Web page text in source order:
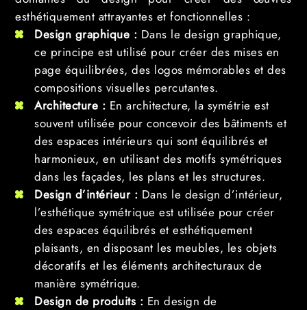
esthétiquement attrayantes et fonctionnelles :
Design graphique : Dans le design graphique,
ce principe est utilisé pour créer des mises en
page équilibrées, des logos mémorables et des
compositions visuelles percutantes.
Architecture : En architecture, la symétrie est
souvent utilisée pour concevoir des bâtiments et
des espaces intérieurs qui sont équilibrés et
harmonieux, en utilisant des motifs symétriques
dans les façades, les plans et les structures.
Design d’intérieur : Dans le design d’intérieur,
l’esthétique symétrique est utilisée pour créer
des espaces équilibrés et esthétiquement
plaisants, en disposant les meubles, les objets
décoratifs et les éléments architecturaux de
manière symétrique.
Design de produits : En design de